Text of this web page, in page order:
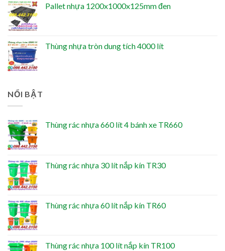
Pallet nhựa 1200x1000x125mm đen
Thùng nhựa tròn dung tích 4000 lít
NỔI BẬT
Thùng rác nhựa 660 lít 4 bánh xe TR660
Thùng rác nhựa 30 lít nắp kín TR30
Thùng rác nhựa 60 lít nắp kín TR60
Thùng rác nhựa 100 lít nắp kín TR100